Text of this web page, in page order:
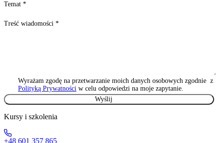
Temat *
Treść wiadomości *
Wyrażam zgodę na przetwarzanie moich danych osobowych zgodnie z
Polityką Prywatności w celu odpowiedzi na moje zapytanie.
Kursy i szkolenia
+48 601 357 865